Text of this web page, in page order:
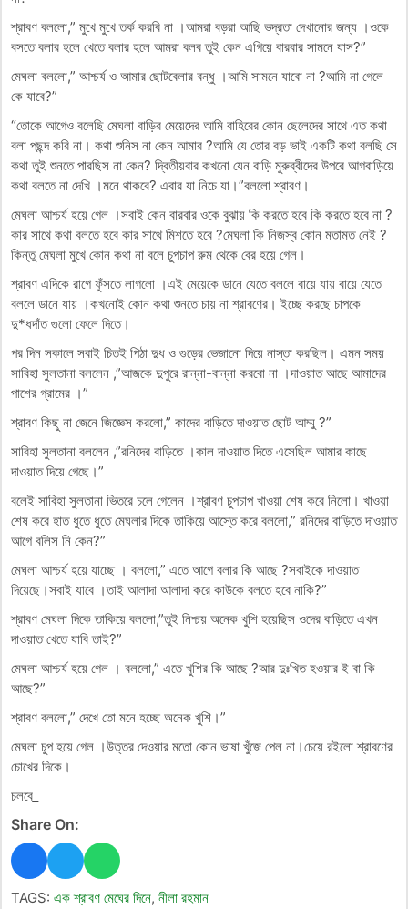
শ্রাবণ বললো,” মুখে মুখে তর্ক করবি না ।আমরা বড়রা আছি ভদ্রতা দেখানোর জন্য ।ওকে
বসতে বলার হলে খেতে বলার হলে আমরা বলব তুই কেন এগিয়ে বারবার সামনে যাস?”
মেঘলা বললো,” আশ্চর্য ও আমার ছোটবেলার বন্ধু ।আমি সামনে যাবো না ?আমি না গেলে
কে যাবে?”
“তোকে আগেও বলেছি মেঘলা বাড়ির মেয়েদের আমি বাহিরের কোন ছেলেদের সাথে এত কথা
বলা পছন্দ করি না। কথা শুনিস না কেন আমার ?আমি যে তোর বড় ভাই একটি কথা বলছি সে
কথা তুই শুনতে পারছিস না কেন? দ্বিতীয়বার কখনো যেন বাড়ি মুরুব্বীদের উপরে আগবাড়িয়ে
কথা বলতে না দেখি ।মনে থাকবে? এবার যা নিচে যা।”বললো শ্রাবণ।
মেঘলা আশ্চর্য হয়ে গেল ।সবাই কেন বারবার ওকে বুঝায় কি করতে হবে কি করতে হবে না ?
কার সাথে কথা বলতে হবে কার সাথে মিশতে হবে ?মেঘলা কি নিজস্ব কোন মতামত নেই ?
কিন্তু মেঘলা মুখে কোন কথা না বলে চুপচাপ রুম থেকে বের হয়ে গেল।
শ্রাবণ এদিকে রাগে ফুঁসতে লাগলো ।এই মেয়েকে ডানে যেতে বললে বায়ে যায় বায়ে যেতে
বললে ডানে যায় ।কখনোই কোন কথা শুনতে চায় না শ্রাবণের। ইচ্ছে করছে চাপকে
দু*ধদাঁত গুলো ফেলে দিতে।
পর দিন সকালে সবাই চিতই পিঠা দুধ ও গুড়ের ভেজানো দিয়ে নাস্তা করছিল। এমন সময়
সাবিহা সুলতানা বললেন ,”আজকে দুপুরে রান্না-বান্না করবো না ।দাওয়াত আছে আমাদের
পাশের গ্রামের ।”
শ্রাবণ কিছু না জেনে জিজ্ঞেস করলো,” কাদের বাড়িতে দাওয়াত ছোট আম্মু ?”
সাবিহা সুলতানা বললেন ,”রনিদের বাড়িতে ।কাল দাওয়াত দিতে এসেছিল আমার কাছে
দাওয়াত দিয়ে গেছে।”
বলেই সাবিহা সুলতানা ভিতরে চলে গেলেন ।শ্রাবণ চুপচাপ খাওয়া শেষ করে নিলো। খাওয়া
শেষ করে হাত ধুতে ধুতে মেঘলার দিকে তাকিয়ে আস্তে করে বললো,” রনিদের বাড়িতে দাওয়াত
আগে বলিস নি কেন?”
মেঘলা আশ্চর্য হয়ে যাচ্ছে । বললো,” এতে আগে বলার কি আছে ?সবাইকে দাওয়াত
দিয়েছে।সবাই যাবে ।তাই আলাদা আলাদা করে কাউকে বলতে হবে নাকি?”
শ্রাবণ মেঘলা দিকে তাকিয়ে বললো,”তুই নিশ্চয় অনেক খুশি হয়েছিস ওদের বাড়িতে এখন
দাওয়াত খেতে যাবি তাই?”
মেঘলা আশ্চর্য হয়ে গেল । বললো,” এতে খুশির কি আছে ?আর দুঃখিত হওয়ার ই বা কি
আছে?”
শ্রাবণ বললো,” দেখে তো মনে হচ্ছে অনেক খুশি।”
মেঘলা চুপ হয়ে গেল ।উত্তর দেওয়ার মতো কোন ভাষা খুঁজে পেল না।চেয়ে রইলো শ্রাবণের
চোখের দিকে।
চলবে
Share On:
TAGS: এক শ্রাবণ মেঘের দিনে, নীলা রহমান